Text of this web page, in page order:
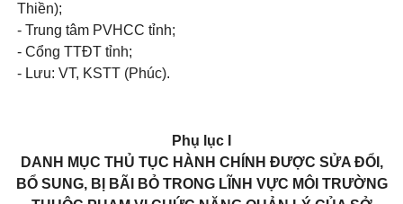
Thiền);
- Trung tâm PVHCC tỉnh;
- Cổng TTĐT tỉnh;
- Lưu: VT, KSTT (Phúc).
P hụ lục I
DANH MỤC THỦ TỤC HÀNH CHÍNH ĐƯỢC SỬA ĐỔI,
BỔ SUNG, BỊ BÃI BỎ TRONG LĨNH VỰC MÔI TRƯỜNG